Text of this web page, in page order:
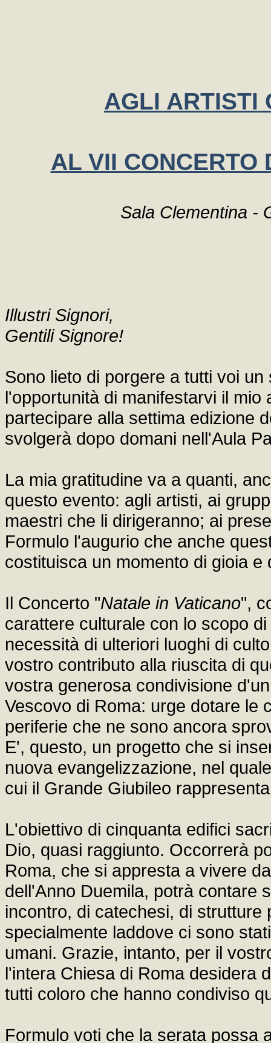
AGLI ARTISTI
AL VII CONCERTO
Sala Clementina -
Illustri Signori,
Gentili Signore!
Sono lieto di porgere a tutti voi
l'opportunità di manifestarvi il
partecipare alla settima edizione
svolgerà dopo domani nell'Aula
La mia gratitudine va a quanti,
questo evento: agli artisti, ai
maestri che li dirigeranno; ai
Formulo l'augurio che anche
costituisca un momento di gioia
Il Concerto "Natale in Vaticano",
carattere culturale con lo scopo
necessità di ulteriori luoghi di
vostro contributo alla riuscita di
vostra generosa condivisione
Vescovo di Roma: urge dotare le
periferie che ne sono ancora
E', questo, un progetto che si
nuova evangelizzazione, nel
cui il Grande Giubileo
L'obiettivo di cinquanta edifici
Dio, quasi raggiunto. Occorrerà
Roma, che si appresta a vivere
dell'Anno Duemila, potrà contare
incontro, di catechesi, di
specialmente laddove ci sono
umani. Grazie, intanto, per il
l'intera Chiesa di Roma desidera
tutti coloro che hanno condiviso
Formulo voti che la serata possa